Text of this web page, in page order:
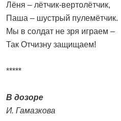
Лёня – лётчик-вертолётчик,
Паша – шустрый пулемётчик.
Мы в солдат не зря играем –
Так Отчизну защищаем!
*****
В дозоре
И. Гамазкова